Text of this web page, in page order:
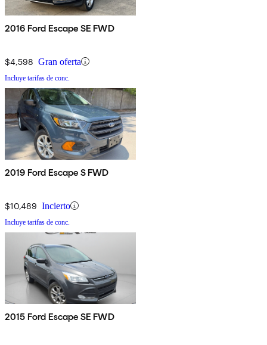
2016 Ford Escape SE FWD
$4,598 Gran oferta
Incluye tarifas de conc.
2019 Ford Escape S FWD
$10,489 Incierto
Incluye tarifas de conc.
2015 Ford Escape SE FWD